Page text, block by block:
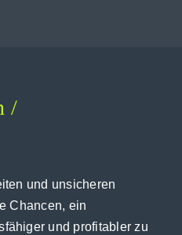
/
und unsicheren
Chancen, ein
und profitabler zu